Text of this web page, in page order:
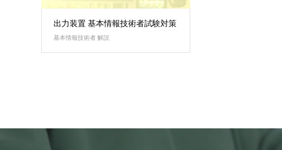
出力装置 基本情報技術者試験対策
基本情報技術者 解説